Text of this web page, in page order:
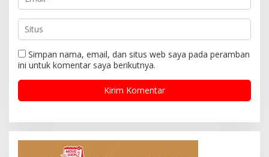
Simpan nama, email, dan situs web saya pada peramban
ini untuk komentar saya berikutnya.